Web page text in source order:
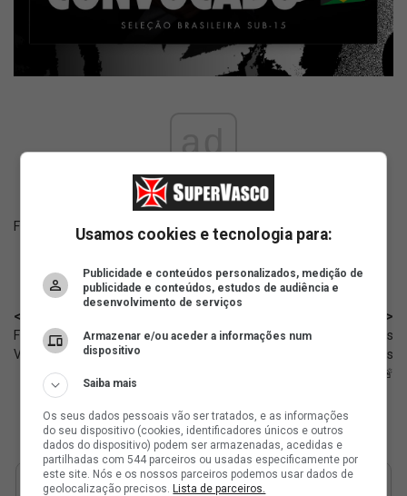
ad
Fonte: X Vasco Base
< Anterior
Futsal Sub-06: Assista a Ascaer x
Vasco, válido pelo Carioca
Próximo >
NTV: As apurações dos atletas
especulado no Vasco nos
últimos dias 🚨
Usamos cookies e tecnologia para:
Publicidade e conteúdos personalizados, medição de
publicidade e conteúdos, estudos de audiência e
desenvolvimento de serviços
Armazenar e/ou aceder a informações num
dispositivo
Saiba mais
Os seus dados pessoais vão ser tratados, e as informações
do seu dispositivo (cookies, identificadores únicos e outros
dados do dispositivo) podem ser armazenadas, acedidas e
partilhadas com 544 parceiros ou usadas especificamente por
este site. Nós e os nossos parceiros podemos usar dados de
geolocalização precisos.Lista de parceiros.